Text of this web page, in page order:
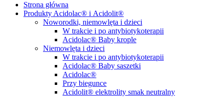
Strona główna
Produkty Acidolac® i Acidolit®
Noworodki, niemowlęta i dzieci
W trakcie i po antybiotykoterapii
Acidolac® Baby krople
Niemowlęta i dzieci
W trakcie i po antybiotykoterapii
Acidolac® Baby saszetki
Acidolac®
Przy biegunce
Acidolit® elektrolity smak neutralny